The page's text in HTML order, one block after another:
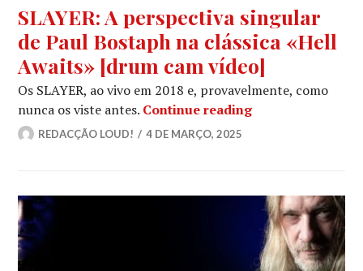
SLAYER: A perspectiva singular
de Paul Bostaph na clássica «Hell
Awaits» [drum cam vídeo]
Os SLAYER, ao vivo em 2018 e, provavelmente, como
nunca os viste antes. Continue readingSLAYER: A
REDACÇÃO LOUD! 4 DE MARÇO, 2025